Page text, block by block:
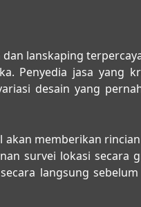
dan lanskaping
Penyedia jasa yang
desain yang
akan memberikan
survei lokasi secara
langsung sebelum